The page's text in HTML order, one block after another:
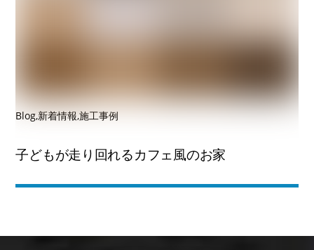
Blog,新着情報,施工事例
子どもが走り回れるカフェ風のお家